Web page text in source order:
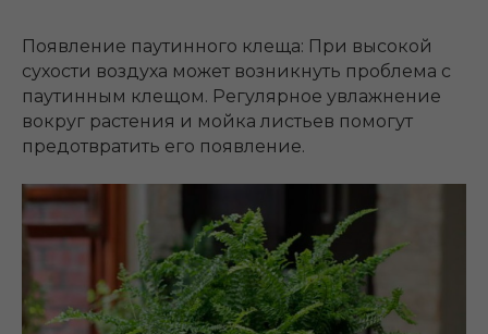
Появление паутинного клеща: При высокой
сухости воздуха может возникнуть проблема с
паутинным клещом. Регулярное увлажнение
вокруг растения и мойка листьев помогут
предотвратить его появление.